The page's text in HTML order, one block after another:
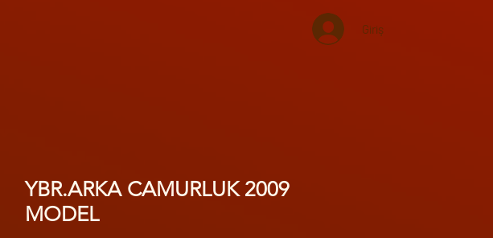
Giriş
YBR.ARKA CAMURLUK 2009
MODEL